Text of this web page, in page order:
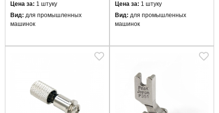
Цена за: 1 штуку
Вид: для промышленных
машинок
Цена за: 1 штуку
Вид: для промышленных
машинок